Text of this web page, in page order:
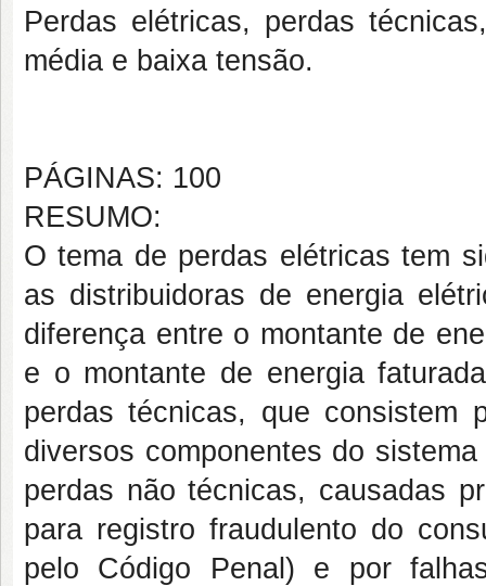
Perdas elétricas, perdas
média e baixa tensão.
PÁGINAS: 100
RESUMO:
O tema de perdas elétricas tem
as distribuidoras de energia
diferença entre o montante de
e o montante de energia
perdas técnicas, que consistem
diversos componentes do
perdas não técnicas, causadas
para registro fraudulento do
pelo Código Penal) e por